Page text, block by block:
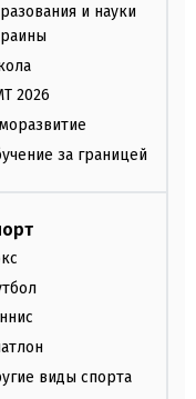
и науки
2026
за границей
виды спорта